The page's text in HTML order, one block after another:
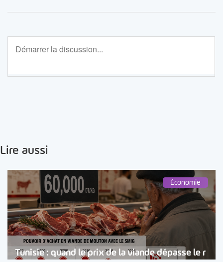
Lire aussi
Économie
Tunisie : quand le prix de la viande dépasse le r